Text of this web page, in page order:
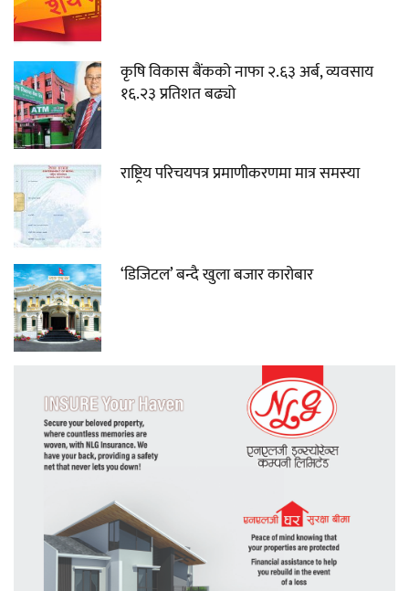
कृषि विकास बैंकको नाफा २.६३ अर्ब, व्यवसाय
१६.२३ प्रतिशत बढ्यो
राष्ट्रिय परिचयपत्र प्रमाणीकरणमा मात्र समस्या
‘डिजिटल’ बन्दै खुला बजार कारोबार